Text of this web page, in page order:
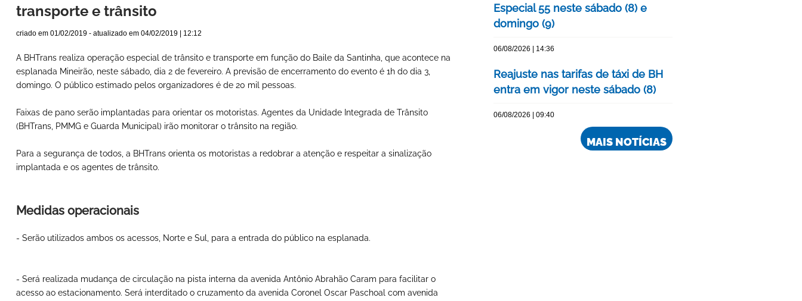
transporte e trânsito
criado em 01/02/2019 - atualizado em 04/02/2019 | 12:12
A BHTrans realiza operação especial de trânsito e transporte em função do Baile da Santinha, que acontece na
esplanada Mineirão, neste sábado, dia 2 de fevereiro. A previsão de encerramento do evento é 1h do dia 3,
domingo. O público estimado pelos organizadores é de 20 mil pessoas.
Faixas de pano serão implantadas para orientar os motoristas. Agentes da Unidade Integrada de Trânsito
(BHTrans, PMMG e Guarda Municipal) irão monitorar o trânsito na região.
Para a segurança de todos, a BHTrans orienta os motoristas a redobrar a atenção e respeitar a sinalização
implantada e os agentes de trânsito.
Medidas operacionais
- Serão utilizados ambos os acessos, Norte e Sul, para a entrada do público na esplanada.
- Será realizada mudança de circulação na pista interna da avenida Antônio Abrahão Caram para facilitar o
acesso ao estacionamento. Será interditado o cruzamento da avenida Coronel Oscar Paschoal com avenida
Especial 55 neste sábado (8) e
domingo (9)
06/08/2026 | 14:36
Reajuste nas tarifas de táxi de BH
entra em vigor neste sábado (8)
06/08/2026 | 09:40
MAIS NOTÍCIAS